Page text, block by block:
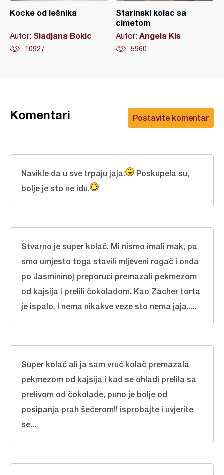
Kocke od lešnika
Autor: Sladjana Bokic
10927
Starinski kolac sa
cimetom
Autor: Angela Kis
5960
Postavite komentar
Komentari
Navikle da u sve trpaju jaja.
Poskupela su,
bolje je sto ne idu.
Stvarno je super kolač. Mi nismo imali mak, pa
smo umjesto toga stavili mljeveni rogač i onda
po Jasmininoj preporuci premazali pekmezom
od kajsija i prelili čokoladom. Kao Zacher torta
je ispalo. I nema nikakve veze sto nema jaja.....
Super kolač ali ja sam vruć kolač premazala
pekmezom od kajsija i kad se ohladi prelila sa
prelivom od čokolade, puno je bolje od
posipanja prah šećerom!! isprobajte i uvjerite
se...